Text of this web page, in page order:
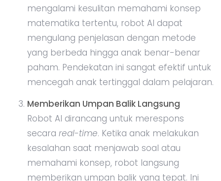
mengalami kesulitan memahami konsep
matematika tertentu, robot AI dapat
mengulang penjelasan dengan metode
yang berbeda hingga anak benar-benar
paham. Pendekatan ini sangat efektif untuk
mencegah anak tertinggal dalam pelajaran.
Memberikan Umpan Balik Langsung
Robot AI dirancang untuk merespons
secara real-time. Ketika anak melakukan
kesalahan saat menjawab soal atau
memahami konsep, robot langsung
memberikan umpan balik yang tepat. Ini